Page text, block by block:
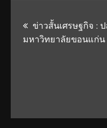
navigation
ข่าวสั้นเศรษฐกิจ :
มหาวิทยาลัยขอนแก่น